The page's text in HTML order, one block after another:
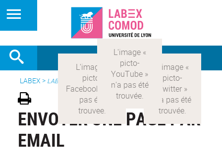
LABEX > LABEX COMOD
ENVOYER UNE PAGE PAR
EMAIL